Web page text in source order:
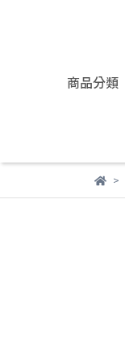
商品分類